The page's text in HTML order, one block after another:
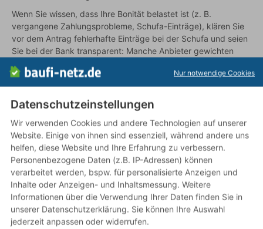
Wenn Sie wissen, dass Ihre Bonität belastet ist (z. B.
vergangene Zahlungsprobleme, Schufa-Einträge), klären Sie
vor dem Antrag fehlerhafte Einträge bei der Schufa und seien
Sie bei der Bank transparent: Manche Anbieter gewichten
gezielter Vergleich über einen Kreditvermittler kann Anbieter
finden, die zu Ihrer Situation passen.
Ein zweiter Antragsteller mit stabilem Einkommen und guter
Bonität kann die Kreditwürdigkeit der gemeinsamen
Finanzierung verbessern – die Bank bewertet das
gemeinsame Einkommen und die gemeinsame
Zahlungsfähigkeit. Bei Alleinantragstellern zählen vor allem
eigenes Einkommen, Schufa und Eigenkapital. Die genaue
Gewichtung der Faktoren ist von Bank zu Bank
unterschiedlich; ein Vergleich lohnt sich.
Hier kommt baufi-netz.de ins Spiel: Über den
Baufinanzierung-Vergleichvon baufi-netz.de können Sie
Nur notwendige Cookies
Datenschutzeinstellungen
Wir verwenden Cookies und andere Technologien auf unserer
Website. Einige von ihnen sind essenziell, während andere uns
helfen, diese Website und Ihre Erfahrung zu verbessern.
Personenbezogene Daten (z.B. IP-Adressen) können
verarbeitet werden, bspw. für personalisierte Anzeigen und
Inhalte oder Anzeigen- und Inhaltsmessung. Weitere
Informationen über die Verwendung Ihrer Daten finden Sie in
unserer Datenschutzerklärung. Sie können Ihre Auswahl
jederzeit anpassen oder widerrufen.